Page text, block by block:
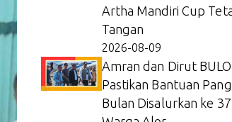
Artha Mandiri Cup
Tangan
2026-08-09
Amran dan Dirut
Pastikan Bantuan
Bulan Disalurkan ke